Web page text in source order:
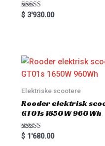
Rated
5.00
$3'930.00
Elektriske scootere
Rooder elektrisk
GT01s 1650W 960Wh
Rated
5.00
$1'680.00